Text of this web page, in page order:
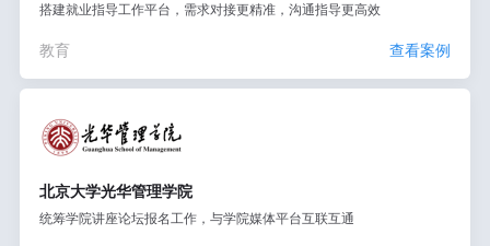
搭建就业指导工作平台，需求对接更精准，沟通指导更高效
教育 查看案例
北京大学光华管理学院
统筹学院讲座论坛报名工作，与学院媒体平台互联互通